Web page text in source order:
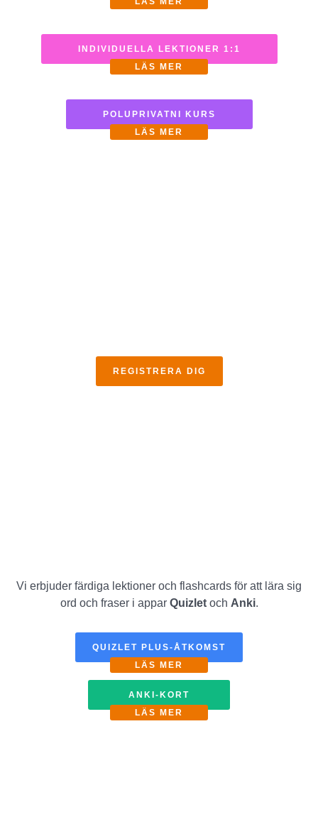
INDIVIDUELLA LEKTIONER 1:1
LÄS MER
POLUPRIVATNI KURS
LÄS MER
REGISTRERA DIG
Vi erbjuder färdiga lektioner och flashcards för att lära sig
ord och fraser i appar Quizletoch Anki.
QUIZLET PLUS-ÅTKOMST
LÄS MER
ANKI-KORT
LÄS MER